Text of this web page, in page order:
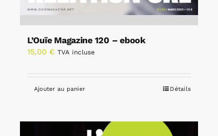
L’Ouïe Magazine 120 – ebook
15,00 € TVA incluse
Ajouter au panier Détails